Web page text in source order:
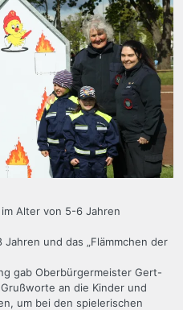
im Alter von 5-6 Jahren
Jahren und das „Flämmchen der
gab Oberbürgermeister Gert-
an die Kinder und
um bei den spielerischen